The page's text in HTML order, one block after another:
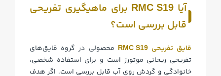
آیا RMC S19 برای ماهیگیری تفریحی
قابل بررسی است؟
قایق تفریحیRMC S19 محصولی در گروه قایق‌های
تفریحی ریحانی موتورز است و برای استفاده شخصی،
خانوادگی و گردش روی آب قابل بررسی است. اگر هدف